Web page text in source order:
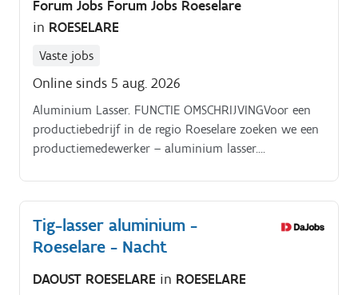
Forum Jobs Forum Jobs Roeselare
in ROESELARE
Vaste jobs
Online sinds 5 aug. 2026
Aluminium Lasser. FUNCTIE OMSCHRIJVINGVoor een
productiebedrijf in de regio Roeselare zoeken we een
productiemedewerker – aluminium lasser.
Tig-lasser aluminium -
Roeselare - Nacht
DAOUST ROESELARE in ROESELARE